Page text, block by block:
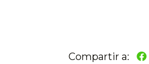
Compartir a: